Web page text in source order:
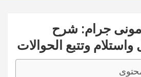
MoneyGram مونى جرام: شرح
وتتبع الحوالات